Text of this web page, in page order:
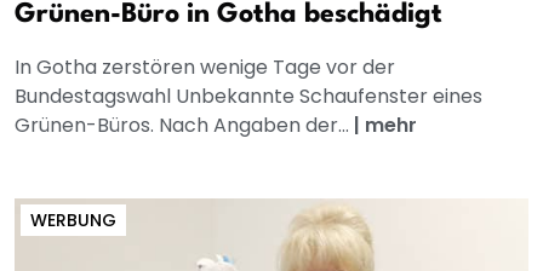
Grünen-Büro in Gotha beschädigt
In Gotha zerstören wenige Tage vor der
Bundestagswahl Unbekannte Schaufenster eines
Grünen-Büros. Nach Angaben der... | mehr
WERBUNG